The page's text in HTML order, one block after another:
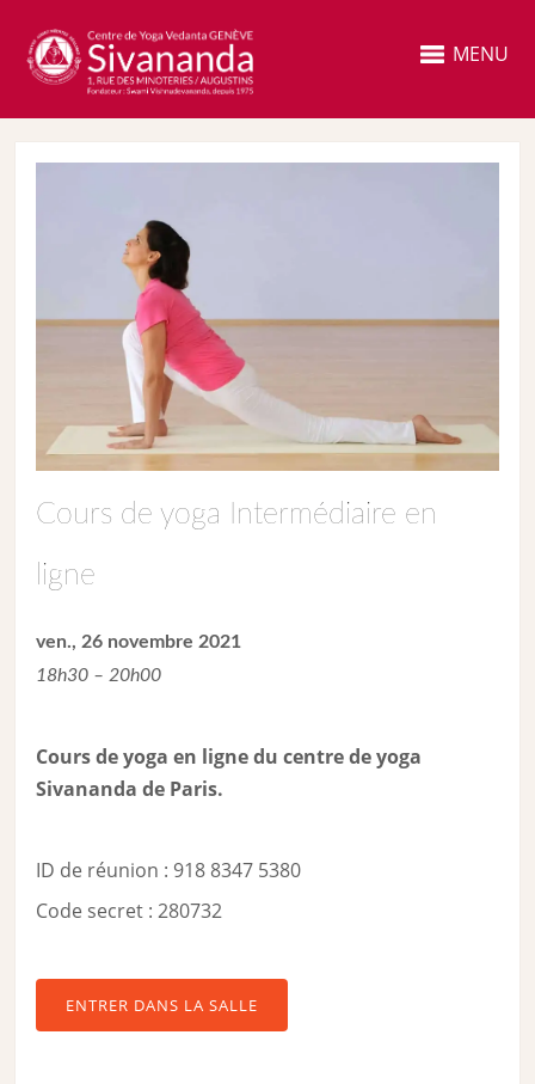
MENU
Cours de yoga Intermédiaire en
ligne
ven., 26 novembre 2021
18h30 – 20h00
Cours de yoga en ligne du centre de yoga
Sivananda de Paris.
ID de réunion : 918 8347 5380
Code secret : 280732
ENTRER DANS LA SALLE